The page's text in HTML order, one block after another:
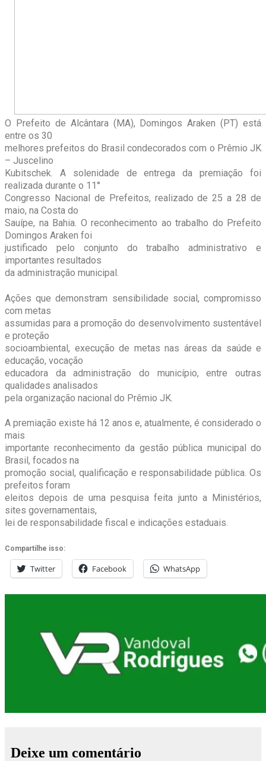
O Prefeito de Alcântara (MA), Domingos Araken (PT) está
entre os 30
melhores prefeitos do Brasil condecorados com o Prêmio JK
– Juscelino
Kubitschek. A solenidade de entrega da premiação foi
realizada durante o 11°
Congresso Nacional de Prefeitos, realizado de 25 a 28 de
maio, na Costa do
Sauípe, na Bahia. O reconhecimento ao trabalho do Prefeito
Domingos Araken foi
justificado pelo conjunto do trabalho administrativo e
importantes resultados
da administração municipal.
Ações que demonstram sensibilidade social, compromisso
com metas
assumidas para a promoção do desenvolvimento sustentável
e proteção
socioambiental, execução de metas nas áreas da saúde e
educação, vocação
educadora da administração do município, entre outras
qualidades analisados
pela organização nacional do Prêmio JK.
A premiação existe há 12 anos e, atualmente, é considerado o
mais
importante reconhecimento da gestão pública municipal do
Brasil, focados na
promoção social, qualificação e responsabilidade pública. Os
prefeitos foram
eleitos depois de uma pesquisa feita junto a Ministérios,
sites governamentais,
lei de responsabilidade fiscal e indicações estaduais.
Compartilhe isso:
Twitter Facebook WhatsApp
Deixe um comentário